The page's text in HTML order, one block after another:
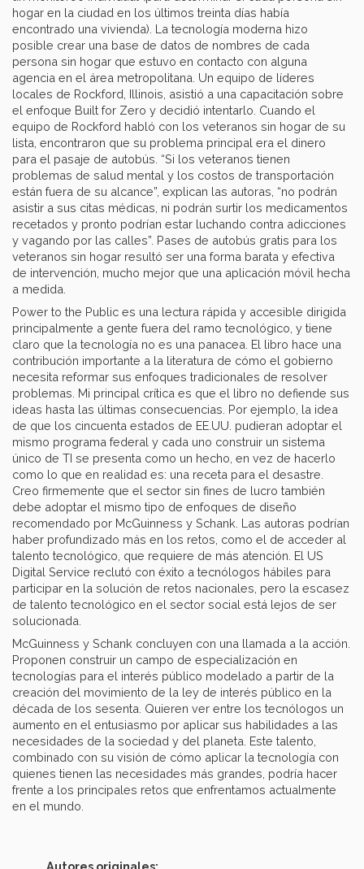
hogar en la ciudad en los últimos treinta días había
encontrado una vivienda). La tecnología moderna hizo
posible crear una base de datos de nombres de cada
persona sin hogar que estuvo en contacto con alguna
agencia en el área metropolitana. Un equipo de líderes
locales de Rockford, Illinois, asistió a una capacitación sobre
el enfoque Built for Zero y decidió intentarlo. Cuando el
equipo de Rockford habló con los veteranos sin hogar de su
lista, encontraron que su problema principal era el dinero
para el pasaje de autobús. “Si los veteranos tienen
problemas de salud mental y los costos de transportación
están fuera de su alcance”, explican las autoras, “no podrán
asistir a sus citas médicas, ni podrán surtir los medicamentos
recetados y pronto podrían estar luchando contra adicciones
y vagando por las calles”. Pases de autobús gratis para los
veteranos sin hogar resultó ser una forma barata y efectiva
de intervención, mucho mejor que una aplicación móvil hecha
a medida.
Power to the Public es una lectura rápida y accesible dirigida
principalmente a gente fuera del ramo tecnológico, y tiene
claro que la tecnología no es una panacea. El libro hace una
contribución importante a la literatura de cómo el gobierno
necesita reformar sus enfoques tradicionales de resolver
problemas. Mi principal crítica es que el libro no defiende sus
ideas hasta las últimas consecuencias. Por ejemplo, la idea
de que los cincuenta estados de EE.UU. pudieran adoptar el
mismo programa federal y cada uno construir un sistema
único de TI se presenta como un hecho, en vez de hacerlo
como lo que en realidad es: una receta para el desastre.
Creo firmemente que el sector sin fines de lucro también
debe adoptar el mismo tipo de enfoques de diseño
recomendado por McGuinness y Schank. Las autoras podrían
haber profundizado más en los retos, como el de acceder al
talento tecnológico, que requiere de más atención. El US
Digital Service reclutó con éxito a tecnólogos hábiles para
participar en la solución de retos nacionales, pero la escasez
de talento tecnológico en el sector social está lejos de ser
solucionada.
McGuinness y Schank concluyen con una llamada a la acción.
Proponen construir un campo de especialización en
tecnologías para el interés público modelado a partir de la
creación del movimiento de la ley de interés público en la
década de los sesenta. Quieren ver entre los tecnólogos un
aumento en el entusiasmo por aplicar sus habilidades a las
necesidades de la sociedad y del planeta. Este talento,
combinado con su visión de cómo aplicar la tecnología con
quienes tienen las necesidades más grandes, podría hacer
frente a los principales retos que enfrentamos actualmente
en el mundo.